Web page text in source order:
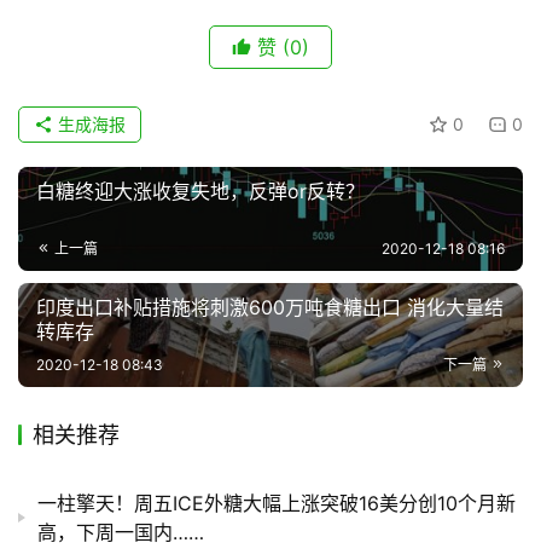
题
地
区
频
道
业
赞 (0)
0 0
生成海报
白糖终迎大涨收复失地，反弹or反转？
上一篇 2020-12-18 08:16
印度出口补贴措施将刺激600万吨食糖出口 消化大量结
转库存
下一篇
2020-12-18 08:43
相关推荐
一柱擎天！周五ICE外糖大幅上涨突破16美分创10个月新
高，下周一国内……